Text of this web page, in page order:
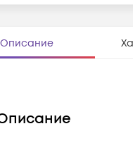
Описание